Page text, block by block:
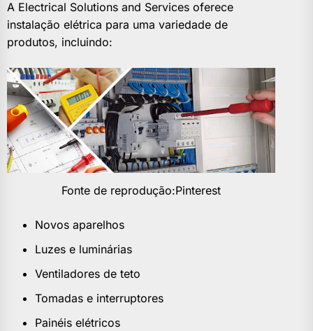
A Electrical Solutions and Services oferece
instalação elétrica para uma variedade de
produtos, incluindo:
Fonte de reprodução:Pinterest
Novos aparelhos
Luzes e luminárias
Ventiladores de teto
Tomadas e interruptores
Painéis elétricos